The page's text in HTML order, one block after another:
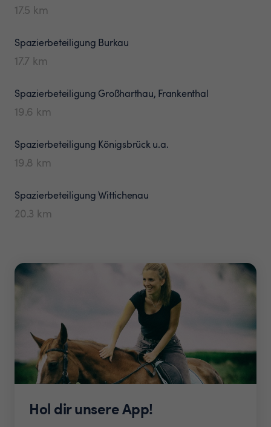
17.5 km
Spazierbeteiligung Burkau
17.7 km
Spazierbeteiligung Großharthau, Frankenthal
19.6 km
Spazierbeteiligung Königsbrück u.a.
19.8 km
SpazierbeteiligungWittichenau
20.3 km
Hol dir unsere App!